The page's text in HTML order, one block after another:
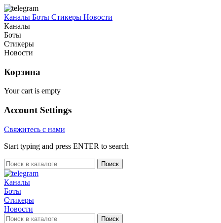
Каналы Боты Стикеры Новости
Каналы
Боты
Стикеры
Новости
Корзина
Your cart is empty
Account Settings
Свяжитесь с нами
Start typing and press ENTER to search
Поиск
Каналы
Боты
Стикеры
Новости
Поиск